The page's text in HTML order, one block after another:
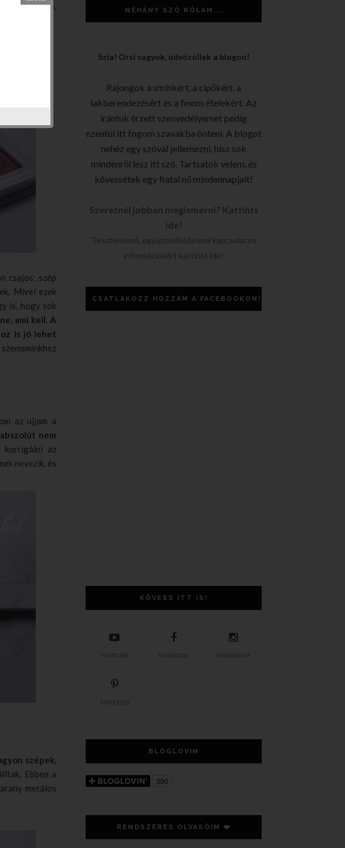
kb.
csajos: szép
Mivel ezek
is, hogy sok
ami kell. A
is jó lehet
az ujjam a
nem
korrigálni az
nevezik, és
szépek,
Ebben a
metálos
NÉHÁNY SZÓ RÓLAM...
Szia! Orsi vagyok, üdvözöllek a blogon!
Rajongok a sminkért, a cipőkért, a
lakberendezésért és a finom ételekért. Az
irántuk érzett szenvedélyemet pedig
ezentúl itt fogom szavakba önteni. A blogot
nehéz egy szóval jellemezni, hisz sok
mindenről lesz itt szó. Tartsatok velem, és
kövessétek egy fiatal nő mindennapjait!
Szeretnél jobban megismerni? Kattints
ide!
Teszteléssel, együttműködéssel kapcsolatos
információkért kattints ide!
CSATLAKOZZ HOZZÁM A FACEBOOKON!
KÖVESS ITT IS!
YOUTUBE FACEBOOK INSTAGRAM
PINTEREST
BLOGLOVIN
RENDSZERES OLVASÓIM ❤️